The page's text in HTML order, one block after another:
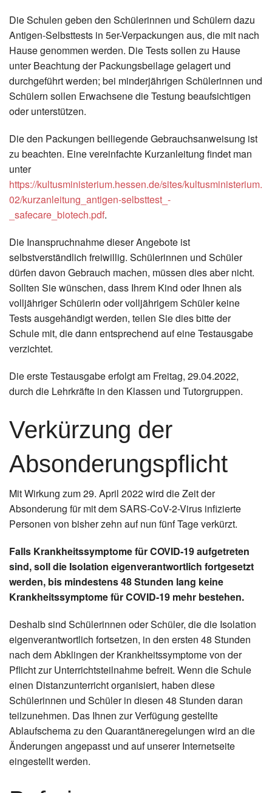
Die Schulen geben den Schülerinnen und Schülern dazu
Antigen-Selbsttests in 5er-Verpackungen aus, die mit nach
Hause genommen werden. Die Tests sollen zu Hause
unter Beachtung der Packungsbeilage gelagert und
durchgeführt werden; bei minderjährigen Schülerinnen und
Schülern sollen Erwachsene die Testung beaufsichtigen
oder unterstützen.
Die den Packungen beiliegende Gebrauchsanweisung ist
zu beachten. Eine vereinfachte Kurzanleitung findet man
unter
https://kultusministerium.hessen.de/sites/
02/kurzanleitung_antigen-selbsttest_-
_safecare_biotech.pdf.
Die Inanspruchnahme dieser Angebote ist
selbstverständlich freiwillig. Schülerinnen und Schüler
dürfen davon Gebrauch machen, müssen dies aber nicht.
Sollten Sie wünschen, dass Ihrem Kind oder Ihnen als
volljähriger Schülerin oder volljährigem Schüler keine
Tests ausgehändigt werden, teilen Sie dies bitte der
Schule mit, die dann entsprechend auf eine Testausgabe
verzichtet.
Die erste Testausgabe erfolgt am Freitag, 29.04.2022,
durch die Lehrkräfte in den Klassen und Tutorgruppen.
Verkürzung der
Absonderungspflicht
Mit Wirkung zum 29. April 2022 wird die Zeit der
Absonderung für mit dem SARS-CoV-2-Virus infizierte
Personen von bisher zehn auf nun fünf Tage verkürzt.
Falls Krankheitssymptome für COVID-19 aufgetreten
sind, soll die Isolation eigenverantwortlich fortgesetzt
werden, bis mindestens 48 Stunden lang keine
Krankheitssymptome für COVID-19 mehr bestehen.
Deshalb sind Schülerinnen oder Schüler, die die Isolation
eigenverantwortlich fortsetzen, in den ersten 48 Stunden
nach dem Abklingen der Krankheitssymptome von der
Pflicht zur Unterrichtsteilnahme befreit. Wenn die Schule
einen Distanzunterricht organisiert, haben diese
Schülerinnen und Schüler in diesen 48 Stunden daran
teilzunehmen. Das Ihnen zur Verfügung gestellte
Ablaufschema zu den Quarantäneregelungen wird an die
Änderungen angepasst und auf unserer Internetseite
eingestellt werden.